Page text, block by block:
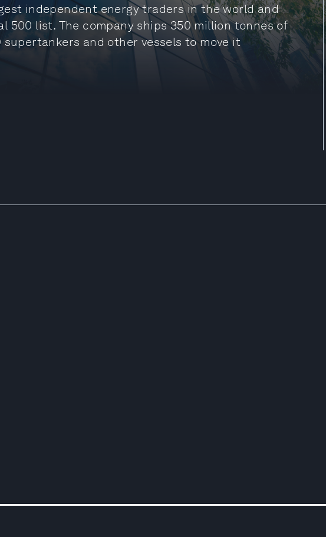
independent energy traders in the world and
500 list. The company ships 350 million tonnes of
and other vessels to move it